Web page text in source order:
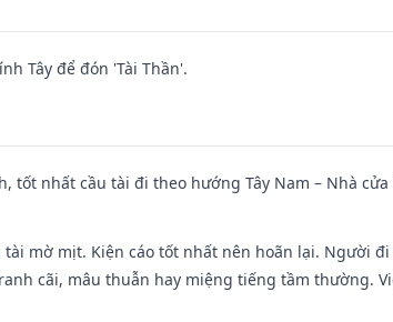
Tây để đón 'Tài Thần'.
tốt nhất cầu tài đi theo hướng Tây Nam – Nhà
mờ mịt. Kiện cáo tốt nhất nên hoãn lại. Người
cãi, mâu thuẫn hay miệng tiếng tầm thường.